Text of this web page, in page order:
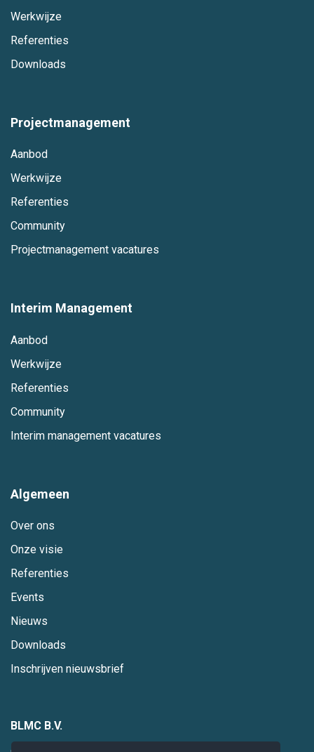
Werkwijze
Referenties
Downloads
Projectmanagement
Aanbod
Werkwijze
Referenties
Community
Projectmanagement vacatures
Interim Management
Aanbod
Werkwijze
Referenties
Community
Interim management vacatures
Algemeen
Over ons
Onze visie
Referenties
Events
Nieuws
Downloads
Inschrijven nieuwsbrief
BLMC B.V.